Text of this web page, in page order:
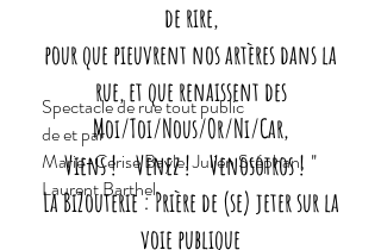
Spectacle de rue tout public
de et par
Marie-Cerise Bayle, Julien Stéphan,
Laurent Barthel
de rire,
pour que pieuvrent nos artères dans la
rue, et que renaissent des
Moi/Toi/Nous/Or/Ni/Car,
Viens ! Venez ! Venosotros ! "
La BiZouterie : Prière de (se) jeter sur la
voie publique